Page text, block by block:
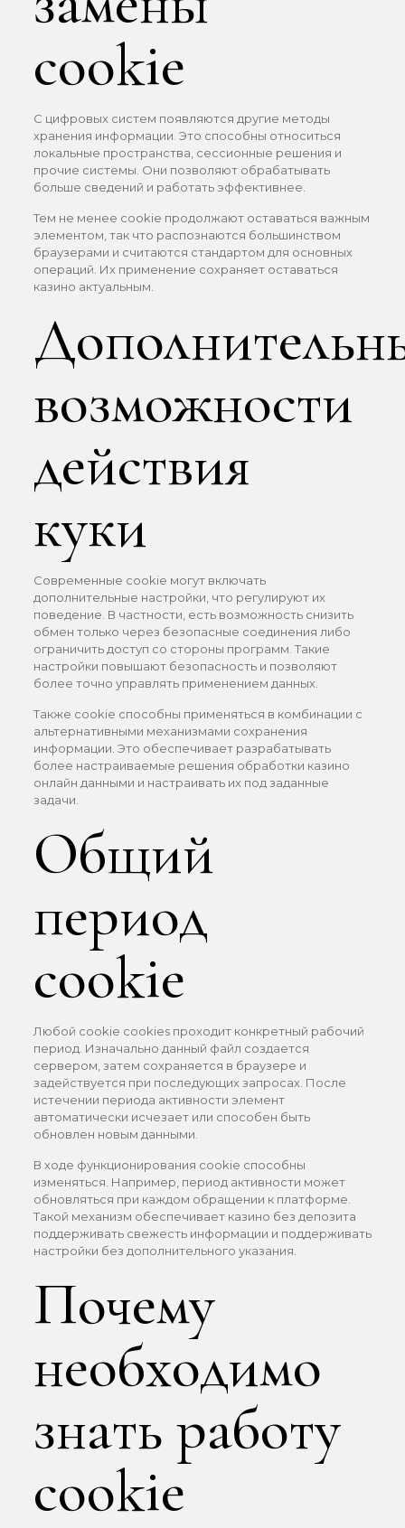
cookie
С цифровых систем появляются другие методы
хранения информации. Это способны относиться
локальные пространства, сессионные решения и
прочие системы. Они позволяют обрабатывать
больше сведений и работать эффективнее.
Тем не менее cookie продолжают оставаться важным
элементом, так что распознаются большинством
браузерами и считаются стандартом для основных
операций. Их применение сохраняет оставаться
казино актуальным.
возможности
действия
куки
Современные cookie могут включать
дополнительные настройки, что регулируют их
поведение. В частности, есть возможность снизить
обмен только через безопасные соединения либо
ограничить доступ со стороны программ. Такие
настройки повышают безопасность и позволяют
более точно управлять применением данных.
Также cookie способны применяться в комбинации с
альтернативными механизмами сохранения
информации. Это обеспечивает разрабатывать
более настраиваемые решения обработки казино
онлайн данными и настраивать их под заданные
задачи.
Общий
период
cookie
Любой cookie cookies проходит конкретный рабочий
период. Изначально данный файл создается
сервером, затем сохраняется в браузере и
задействуется при последующих запросах. После
истечении периода активности элемент
автоматически исчезает или способен быть
обновлен новым данными.
В ходе функционирования cookie способны
изменяться. Например, период активности может
обновляться при каждом обращении к платформе.
Такой механизм обеспечивает казино без депозита
поддерживать свежесть информации и поддерживать
настройки без дополнительного указания.
Почему
необходимо
знать работу
cookie